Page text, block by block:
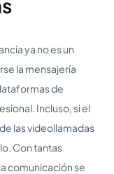
ya no es un
la mensajería
de
Incluso, si el
las videollamadas
Con tantas
comunicación se